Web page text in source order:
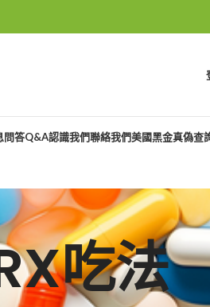
問答Q&A認識我們聯絡我們美國黑金真偽查
吃法